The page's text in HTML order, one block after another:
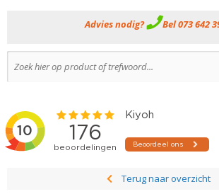
Advies nodig? Bel 073 642
Terug naar overzicht